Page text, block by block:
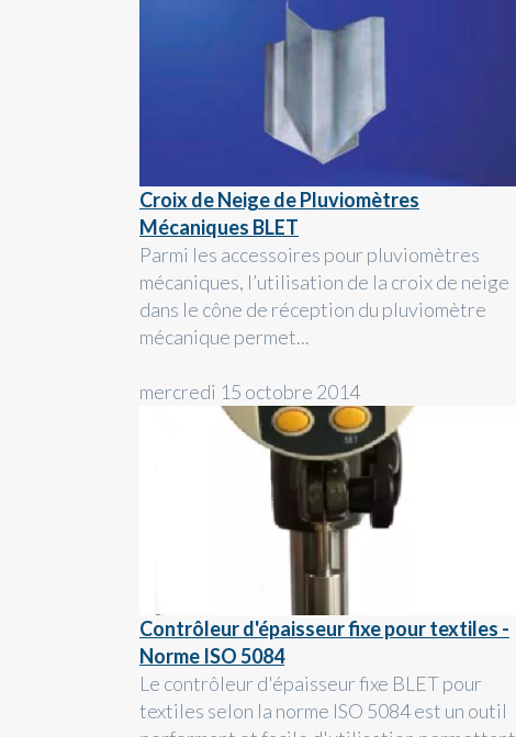
Croix de Neige de Pluviomètres
Mécaniques BLET
Parmi les accessoires pour pluviomètres
mécaniques, l’utilisation de la croix de neige
dans le cône de réception du pluviomètre
mécanique permet...
mercredi 15 octobre 2014
Contrôleur d'épaisseur fixe pour textiles -
Norme ISO 5084
Le contrôleur d'épaisseur fixe BLET pour
textiles selon la norme ISO 5084 est un outil